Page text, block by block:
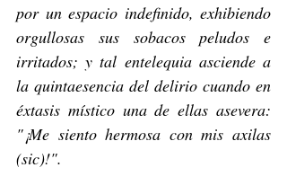
por un espacio indefinido, exhibiendo
orgullosas sus sobacos peludos e
irritados; y tal entelequia asciende a
la quintaesencia del delirio cuando en
éxtasis místico una de ellas asevera:
"¡Me siento hermosa con mis axilas
(sic)!".